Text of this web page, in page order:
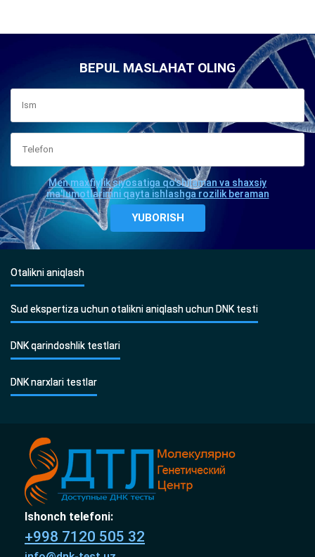
BEPUL MASLAHAT OLING
Men maxfiylik siyosatiga qo'shilaman va shaxsiy
ma'lumotlarimni qayta ishlashga rozilik beraman
Otalikni aniqlash
Sud ekspertiza uchun otalikni aniqlash uchun DNK testi
DNK qarindoshlik testlari
DNK narxlari testlar
Ishonch telefoni:
+998 7120 505 32